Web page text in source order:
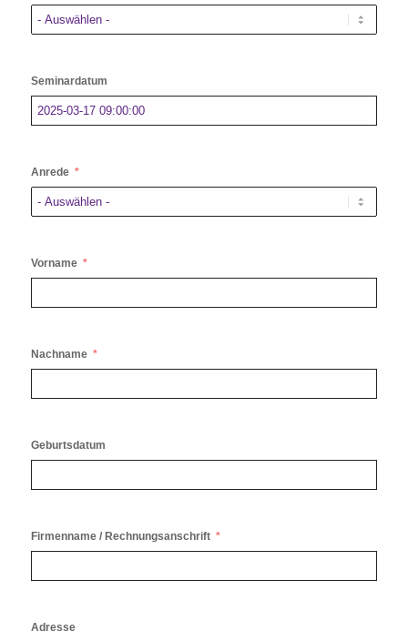
Seminardatum
Anrede
Vorname
Nachname
Geburtsdatum
Firmenname / Rechnungsanschrift
Adresse